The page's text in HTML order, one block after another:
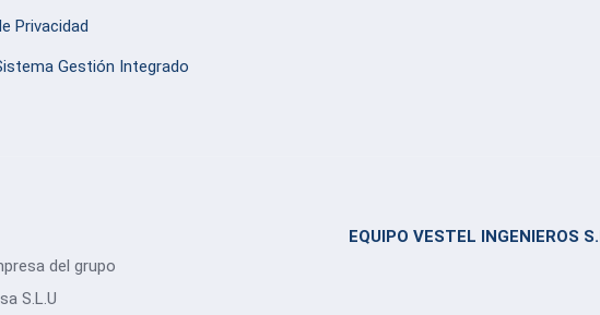
Privacidad
Gestión Integrado
del grupo
S.L.U
EQUIPO VESTEL INGENIEROS